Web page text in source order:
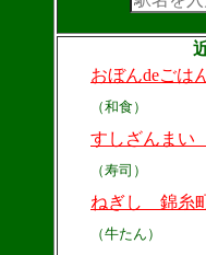
おぼんdeご
（和食）
すしざんま
（寿司）
ねぎし 錦糸
（牛たん）